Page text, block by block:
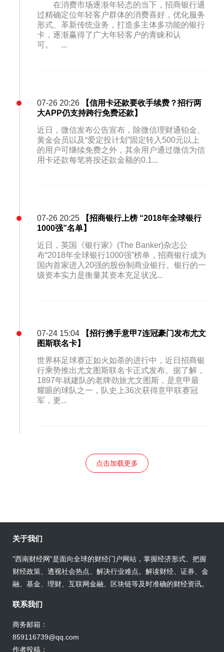
在消费市场逐渐年轻态的当下，招商银行通
过精确定位年轻客户群体的消费喜好，优化服务
形式、革新传统业务，打造多主体多功能的银行
卡，逐渐赢得了广大年轻客户的青睐和认
可。 ...
07-26 20:26
【信用卡还款要收手续费？招行两
大APP仍支持跨行免费还款】
近日，微信发布公告宣布，除微信理财通铂金、
黄金会员以及“爱定投计划”固定转入500元以上
的用户可继续免费之外，其余用户通过微信为信
用卡还款每笔将按还款金额的0.1...
07-26 20:25
【招商银行上榜 “2018年全球银行
1000强”名单】
近日，英国《银行家》(The Banker)杂志公
布“2018年全球银行1000强”榜单，招商银行成为
国内首家进入20强的股份制商业银行。银行的一
级资本实力是衡量其资本充足状况...
07-24 15:04
【招行携手意甲7连冠豪门发布尤文
图斯联名卡】
世界杯足球赛正如火如荼的进行中，近日招商银
行乘势推出尤文图斯联名卡正式发布。据了解，
1897年就建队的老牌劲旅尤文图斯，是意甲最
耀眼的球队之一，队史上36次获得意甲联赛冠
军，更...
点击加载更多
关于我们
"西南财经网"是面向全球的财经门户网站，掌握经济形式、把握
财经政策、透视社会热点、解决行业难点。解读财经、证券、金
融、基金、理财、互联网金融、区块链等及时准确的财经资讯。
联系我们
商务邮箱：
859116739@qq.com
作者投稿：